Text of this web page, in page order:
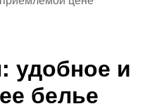
удобное и
белье